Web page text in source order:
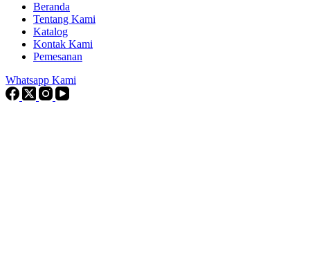
Beranda
Tentang Kami
Katalog
Kontak Kami
Pemesanan
Whatsapp Kami